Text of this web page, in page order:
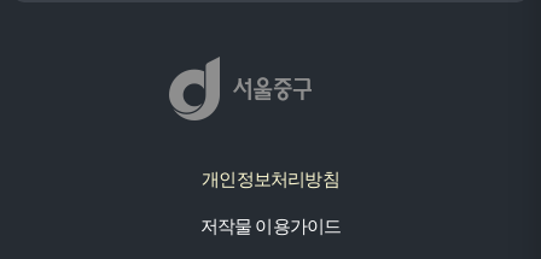
개인정보처리방침
저작물 이용가이드